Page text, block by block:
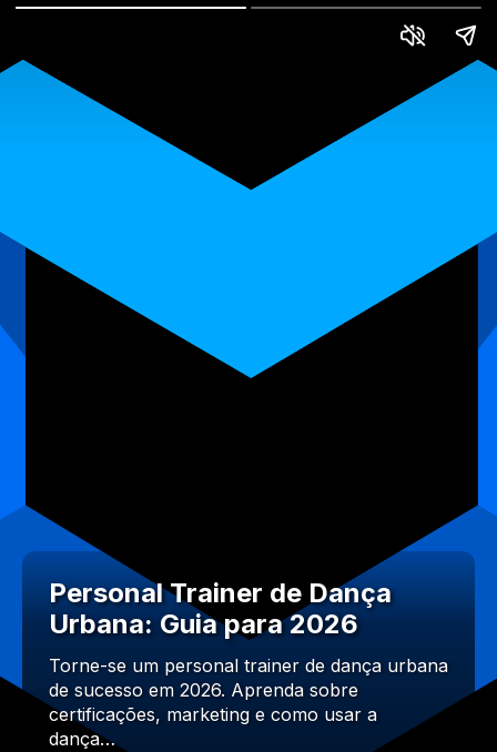
Personal Trainer de Dança
Urbana: Guia para 2026
Torne-se um personal trainer de dança urbana
de sucesso em 2026. Aprenda sobre
certificações, marketing e como usar a
dança…